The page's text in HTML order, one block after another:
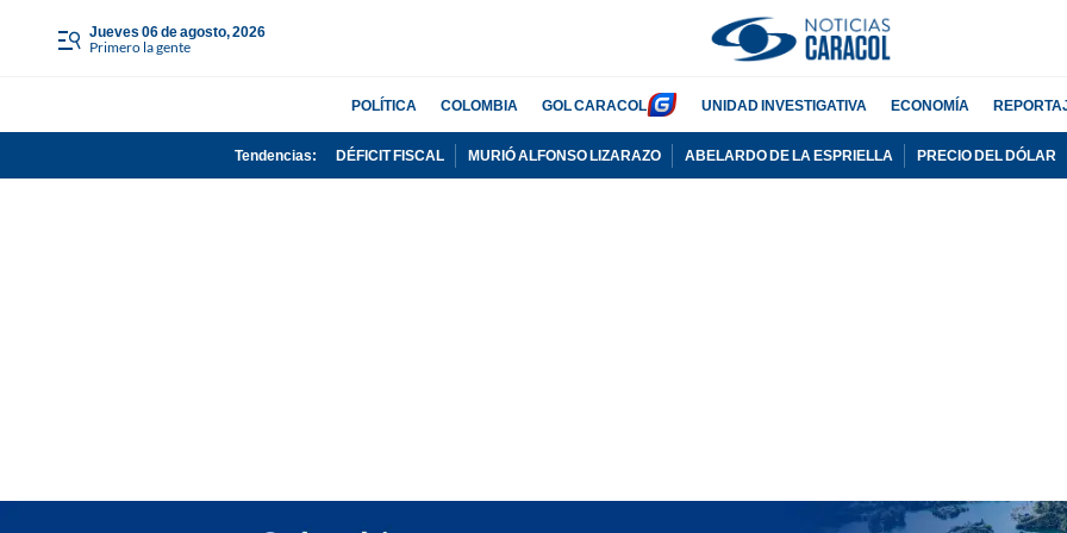
jueves 06 de agosto, 2026
Primero la gente
POLÍTICA COLOMBIA GOL CARACOL UNIDAD INVESTIGATIVA ECONOMÍA
Tendencias: DÉFICIT FISCAL MURIÓ ALFONSO LIZARAZO ABELARDO DE LA ESPRIELLA PRECIO DEL DÓLAR